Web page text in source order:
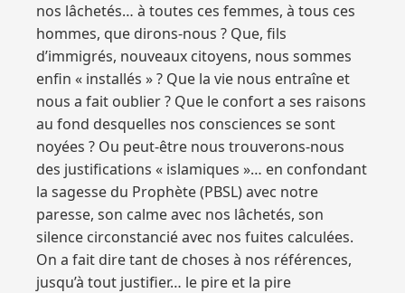
nos lâchetés… à toutes ces femmes, à tous ces
hommes, que dirons-nous ? Que, fils
d’immigrés, nouveaux citoyens, nous sommes
enfin « installés » ? Que la vie nous entraîne et
nous a fait oublier ? Que le confort a ses raisons
au fond desquelles nos consciences se sont
noyées ? Ou peut-être nous trouverons-nous
des justifications « islamiques »… en confondant
la sagesse du Prophète (PBSL) avec notre
paresse, son calme avec nos lâchetés, son
silence circonstancié avec nos fuites calculées.
On a fait dire tant de choses à nos références,
jusqu’à tout justifier… le pire et la pire